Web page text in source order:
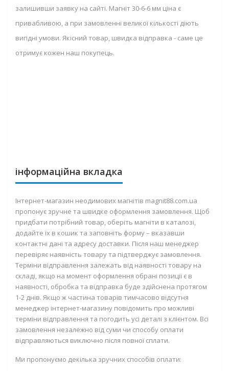
залишивши заявку на сайті. Магніт 30-6-6 мм ціна є
привабливою, а при замовленні великої кількості діють
вигідні умови. Якісний товар, швидка відправка - саме це
отримує кожен наш покупець.
інформаційна вкладка
Інтернет-магазин неодимових магнітів magnit88.com.ua
пропонує зручне та швидке оформлення замовлення. Щоб
придбати потрібний товар, оберіть магніти в каталозі,
додайте їх в кошик та заповніть форму – вказавши
контактні дані та адресу доставки. Після наш менеджер
перевіряє наявність товару та підтверджує замовлення.
Терміни відправлення залежать від наявності товару на
складі, якщо на момент оформлення обрані позиції є в
наявності, обробка та відправка буде здійснена протягом
1-2 днів. Якщо ж частина товарів тимчасово відсутня
менеджер інтернет-магазину повідомить про можливі
терміни відправлення та погодить усі деталі з клієнтом. Всі
замовлення незалежно від суми чи способу оплати
відправляються виключно після повної сплати.
Ми пропонуємо декілька зручних способів оплати: